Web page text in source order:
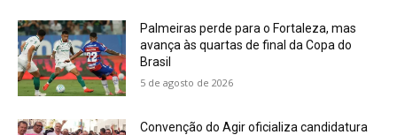
Palmeiras perde para o Fortaleza, mas
avança às quartas de final da Copa do
Brasil
5 de agosto de 2026
Convenção do Agir oficializa candidatura